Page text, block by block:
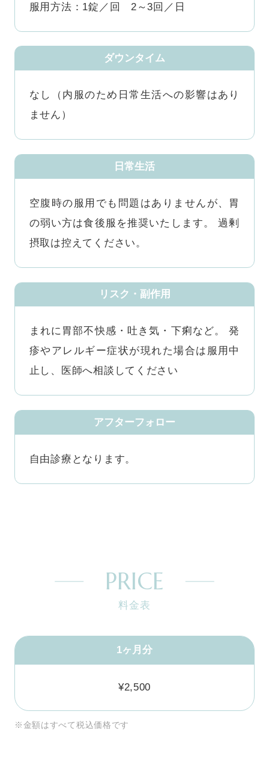
服用方法：1錠／回 2～3回／日
ダウンタイム
なし（内服のため日常生活への影響はあり
ません）
日常生活
空腹時の服用でも問題はありませんが、胃
の弱い方は食後服を推奨いたします。 過剰
摂取は控えてください。
リスク・副作用
まれに胃部不快感・吐き気・下痢など。 発
疹やアレルギー症状が現れた場合は服用中
止し、医師へ相談してください
アフターフォロー
自由診療となります。
PRICE
料金表
1ヶ月分
¥2,500
※金額はすべて税込価格です